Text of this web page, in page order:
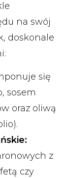
na swój
doskonale
się
sosem
oraz oliwą
z
czy